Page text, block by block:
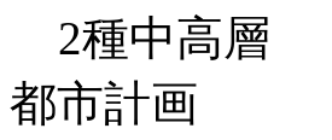
2種中高層
都市計画